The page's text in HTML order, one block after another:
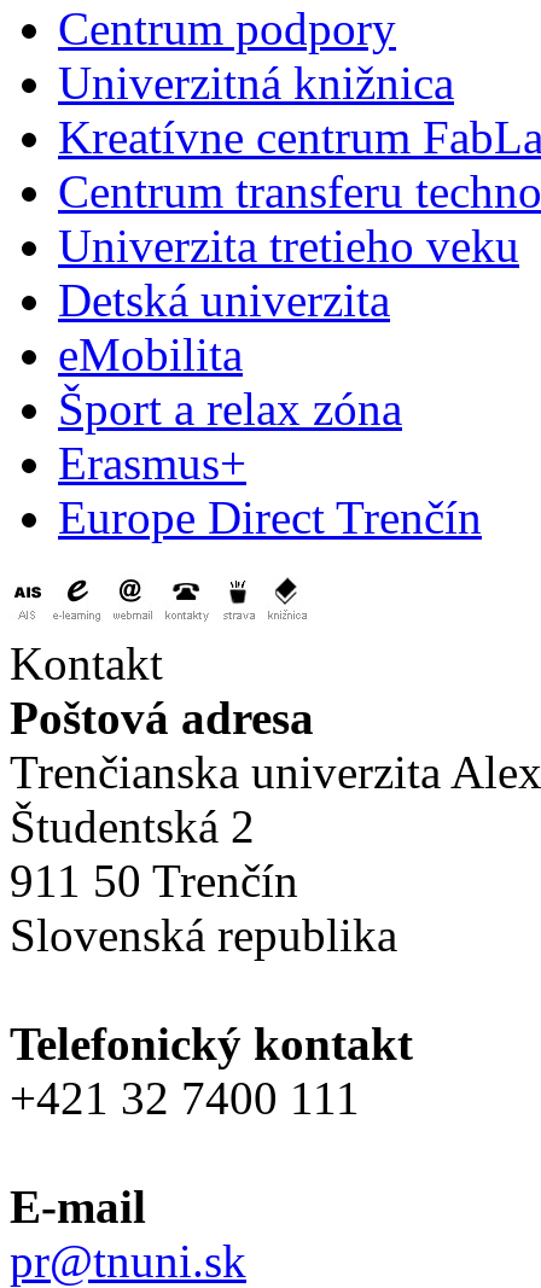
Centrum podpory
Univerzitná knižnica
Kreatívne centrum
Centrum transferu
Univerzita tretieho veku
Detská univerzita
eMobilita
Šport a relax zóna
Erasmus+
Europe Direct Trenčín
Kontakt
Poštová adresa
Trenčianska univerzita
Študentská 2
911 50 Trenčín
Slovenská republika
Telefonický kontakt
+421 32 7400 111
E-mail
pr@tnuni.sk